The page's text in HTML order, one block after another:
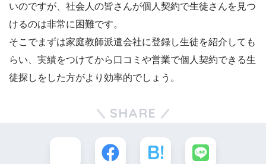
いのですが、社会人の皆さんが個人契約で生徒さんを見つ
けるのは非常に困難です。
そこでまずは家庭教師派遣会社に登録し生徒を紹介 しても
らい、実績をつけてから口コミや営業で個人契約できる生
徒探しをした方がより効率的でしょう。
SHARE